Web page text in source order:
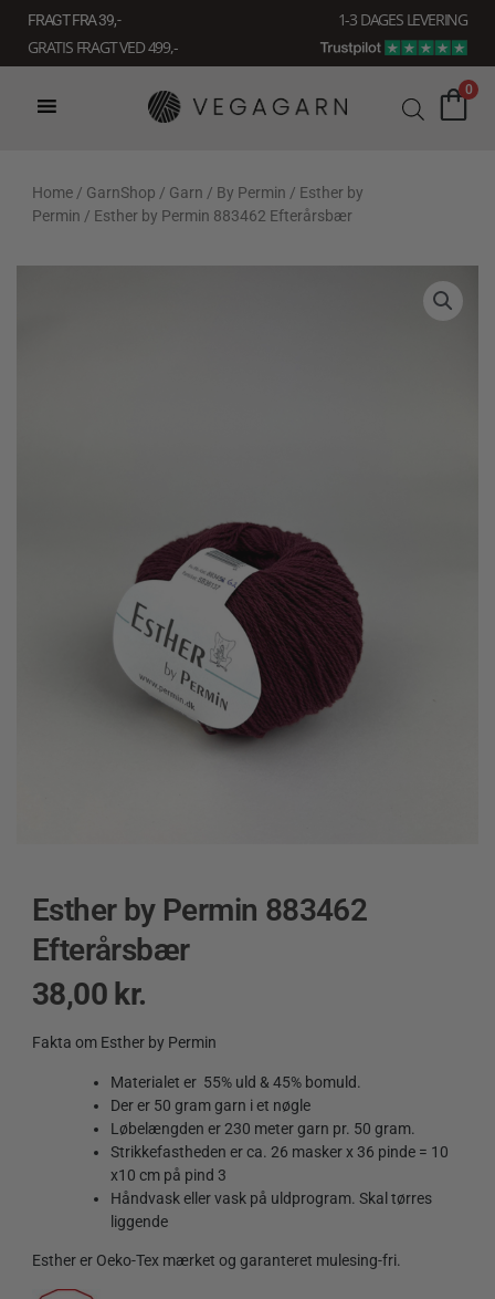
indholdet
FRAGT FRA 39, -
1-3 DAGES LEVERING
GRATIS FRAGT VED 499,-
0
Home / GarnShop / Garn / By Permin / Esther by
Permin / Esther by Permin 883462 Efterårsbær
Esther by Permin 883462
Efterårsbær
38,00 kr.
Fakta om Esther by Permin
Materialet er 55% uld & 45% bomuld.
Der er 50 gram garn i et nøgle
Løbelængden er 230 meter garn pr. 50 gram.
Strikkefastheden er ca. 26 masker x 36 pinde = 10
x10 cm på pind 3
Håndvask eller vask på uldprogram. Skal tørres
liggende
Esther er Oeko-Tex mærket og garanteret mulesing-fri.